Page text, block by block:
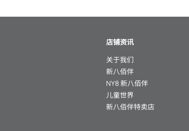
店铺资讯
关于我们
新八佰伴
NY8 新八佰伴
儿童世界
新八佰伴特卖店